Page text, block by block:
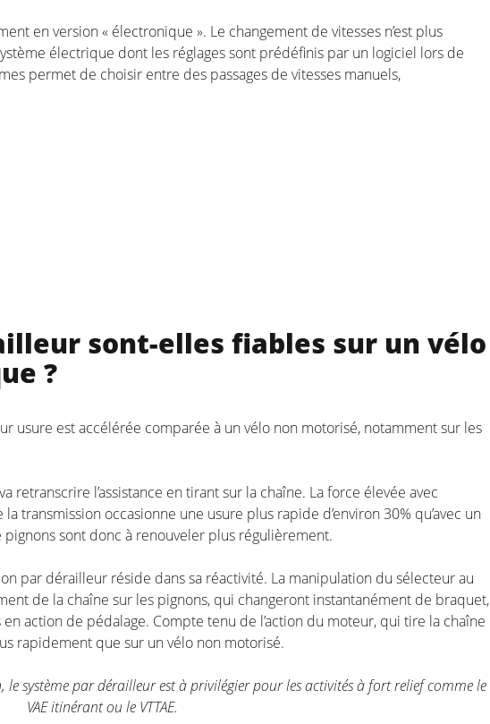
en version « électronique ». Le changement de vitesses n’est plus
électrique dont les réglages sont prédéfinis par un logiciel lors de
permet de choisir entre des passages de vitesses manuels,
sont-elles fiables sur un vélo
?
usure est accélérée comparée à un vélo non motorisé, notamment sur les
retranscrire l’assistance en tirant sur la chaîne. La force élevée avec
transmission occasionne une usure plus rapide d’environ 30% qu’avec un
sont donc à renouveler plus régulièrement.
par dérailleur réside dans sa réactivité. La manipulation du sélecteur au
de la chaîne sur les pignons, qui changeront instantanément de braquet,
action de pédalage. Compte tenu de l’action du moteur, qui tire la chaîne
rapidement que sur un vélo non motorisé.
système par dérailleur est à privilégier pour les activités à fort relief comme le
VAE itinérant ou le VTTAE.